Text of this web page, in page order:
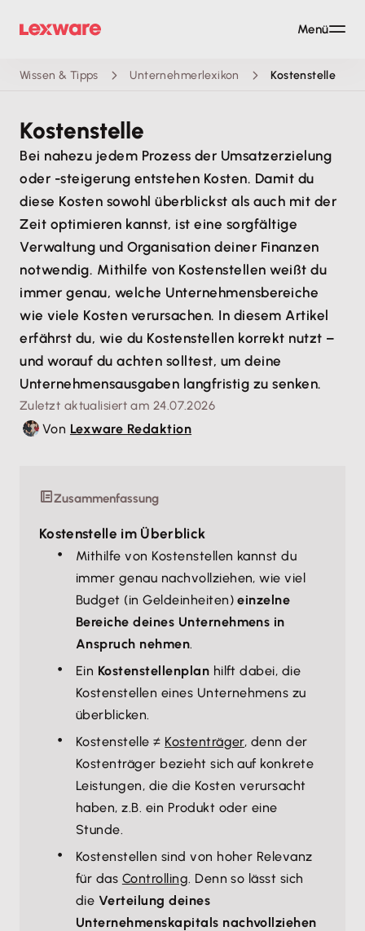
Wissen & Tipps Unternehmerlexikon Kostenstelle
Kostenstelle
Bei nahezu jedem Prozess der Umsatzerzielung
oder -steigerung entstehen Kosten. Damit du
diese Kosten sowohl überblickst als auch mit der
Zeit optimieren kannst, ist eine sorgfältige
Verwaltung und Organisation deiner Finanzen
notwendig. Mithilfe von Kostenstellen weißt du
immer genau, welche Unternehmensbereiche
wie viele Kosten verursachen. In diesem Artikel
erfährst du, wie du Kostenstellen korrekt nutzt –
und worauf du achten solltest, um deine
Unternehmensausgaben langfristig zu senken.
Zuletzt aktualisiert am 24.07.2026
Von Lexware Redaktion
Zusammenfassung
Kostenstelle im Überblick
Mithilfe von Kostenstellen kannst du
immer genau nachvollziehen, wie viel
Budget (in Geldeinheiten)einzelne
Bereiche deines Unternehmens in
Anspruch nehmen.
Ein Kostenstellenplan hilft dabei, die
Kostenstellen eines Unternehmens zu
überblicken.
Kostenstelle ≠ Kostenträger, denn der
Kostenträger bezieht sich auf konkrete
Leistungen, die die Kosten verursacht
haben, z.B. ein Produkt oder eine
Stunde.
Kostenstellen sind von hoher Relevanz
für das Controlling. Denn so lässt sich
die Verteilung deines
Unternehmenskapitals nachvollziehen
Menü